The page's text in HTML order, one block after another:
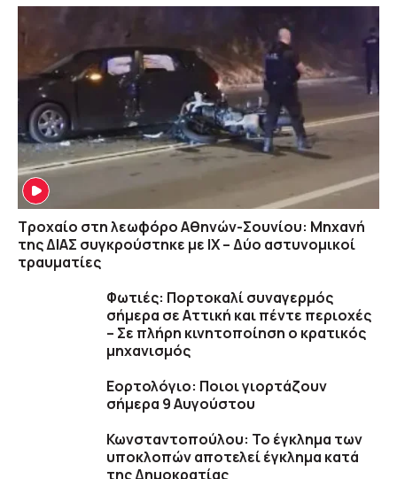
Τροχαίο στη λεωφόρο Αθηνών-Σουνίου: Μηχανή
της ΔΙΑΣ συγκρούστηκε με ΙΧ – Δύο αστυνομικοί
τραυματίες
Φωτιές: Πορτοκαλί συναγερμός
σήμερα σε Αττική και πέντε περιοχές
– Σε πλήρη κινητοποίηση ο κρατικός
μηχανισμός
Εορτολόγιο: Ποιοι γιορτάζουν
σήμερα 9 Αυγούστου
Κωνσταντοπούλου: Το έγκλημα των
υποκλοπών αποτελεί έγκλημα κατά
της Δημοκρατίας